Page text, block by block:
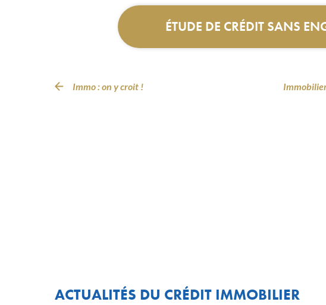
ÉTUDE DE CRÉDIT SANS
Immo : on y croit !
ACTUALITÉS DU CRÉDIT IMMOBILIER